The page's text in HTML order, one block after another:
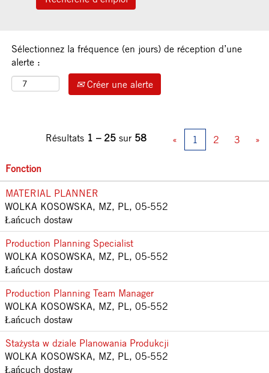
Sélectionnez la fréquence (en jours) de réception d’une
alerte :
Créer une alerte
Résultats 1 – 25 sur 58 « 1 2 3 »
Fonction
MATERIAL PLANNER
WOLKA KOSOWSKA, MZ, PL, 05-552
Łańcuch dostaw
Production Planning Specialist
WOLKA KOSOWSKA, MZ, PL, 05-552
Łańcuch dostaw
Production Planning Team Manager
WOLKA KOSOWSKA, MZ, PL, 05-552
Łańcuch dostaw
Stażysta w dziale Planowania Produkcji
WOLKA KOSOWSKA, MZ, PL, 05-552
Łańcuch dostaw